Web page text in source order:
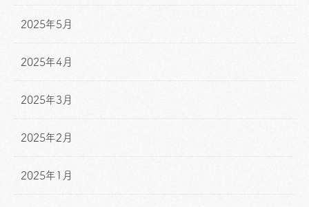
2025年5月
2025年4月
2025年3月
2025年2月
2025年1月